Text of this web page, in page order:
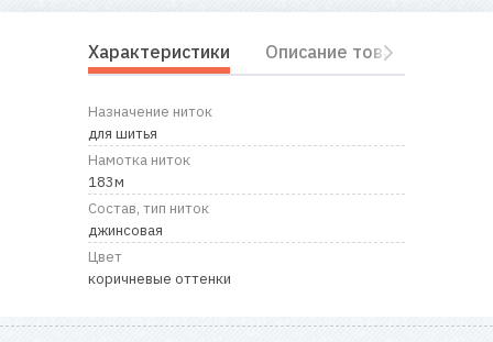
Контакты
нас
Характеристики Описание товара
Назначение ниток
для шитья
Намотка ниток
183м
Состав, тип ниток
джинсовая
Цвет
коричневые оттенки